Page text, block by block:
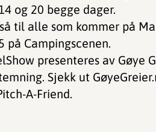
og 20 begge dager.
til alle som kommer på
på Campingscenen.
presenteres av Gøye
Sjekk ut
A-Friend.